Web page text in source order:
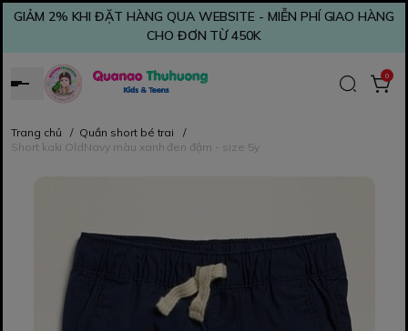
GIẢM 2% KHI ĐẶT HÀNG QUA WEBSITE - MIỄN PHÍ GIAO HÀNG
CHO ĐƠN TỪ 450K
0
Trang chủ / Quần short bé trai
/
Short kaki OldNavy màu xanh đen đậm - size 5y